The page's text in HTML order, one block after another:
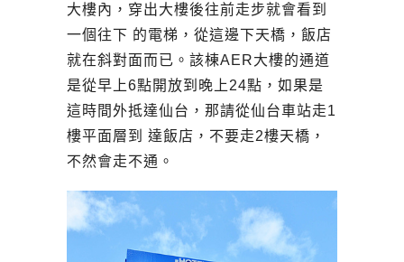
大樓內，穿出大樓後往前走步就會看到
一個往下 的電梯，從這邊下天橋，飯店
就在斜對面而已。該棟AER大樓的通道
是從早上6點開放到晚上24點，如果是
這時間外抵達仙台，那請從仙台車站走1
樓平面層到 達飯店，不要走2樓天橋，
不然會走不通。